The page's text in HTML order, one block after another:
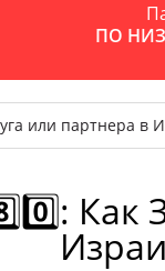
ПО
или партнера в
Как